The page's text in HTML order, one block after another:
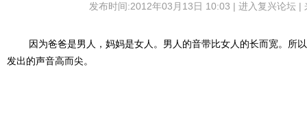
发布时间:2012年03月13日 10:03 | 进入复兴论坛|
因为爸爸是男人，妈妈是女人。男人的音带比女人的长而宽。所以
发出的声音高而尖。